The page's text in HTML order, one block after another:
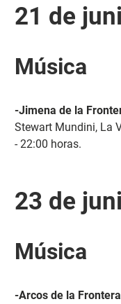
21 de
Música
-Jimena de la
Stewart Mundini, La
- 22:00 horas.
23 de
Música
-Arcos de la Frontera